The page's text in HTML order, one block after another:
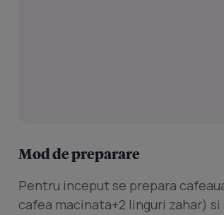
Mod de preparare
Pentru inceput se prepara
cafea macinata+2 linguri zahar) si